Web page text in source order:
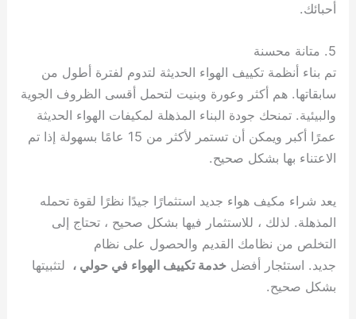
أحبائك.
5. متانة محسنة
تم بناء أنظمة تكييف الهواء الحديثة لتدوم لفترة أطول من
سابقاتها. هم أكثر وعورة وبنيت لتحمل أقسى الظروف الجوية
والبيئية. تمنحك جودة البناء المذهلة لمكيفات الهواء الحديثة
عمرًا أكبر ويمكن أن تستمر لأكثر من 15 عامًا بسهولة إذا تم
الاعتناء بها بشكل صحيح.
يعد شراء مكيف هواء جديد استثمارًا جيدًا نظرًا لقوة تحمله
المذهلة. لذلك ، للاستثمار فيها بشكل صحيح ، تحتاج إلى
التخلص من نظامك القديم والحصول على نظام
جديد. استئجار أفضلخدمة تكييف الهواء في حولي ، لتثبيتها
بشكل صحيح.